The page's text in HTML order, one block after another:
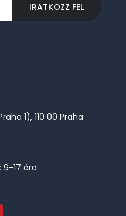
IRATKOZZ FEL
1), 110 00 Praha
9-17 óra